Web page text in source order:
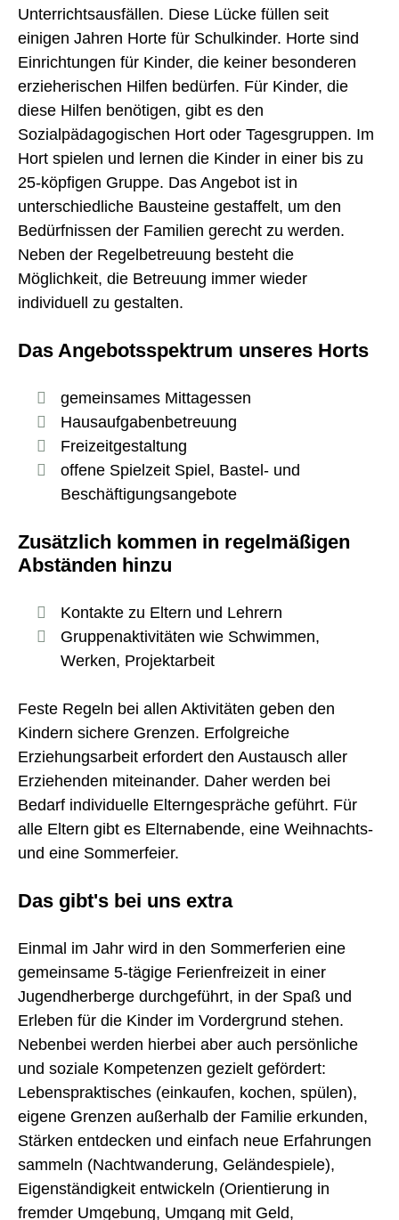
Unterrichtsausfällen. Diese Lücke füllen seit
einigen Jahren Horte für Schulkinder. Horte sind
Einrichtungen für Kinder, die keiner besonderen
erzieherischen Hilfen bedürfen. Für Kinder, die
diese Hilfen benötigen, gibt es den
Sozialpädagogischen Hort oder Tagesgruppen. Im
Hort spielen und lernen die Kinder in einer bis zu
25-köpfigen Gruppe. Das Angebot ist in
unterschiedliche Bausteine gestaffelt, um den
Bedürfnissen der Familien gerecht zu werden.
Neben der Regelbetreuung besteht die
Möglichkeit, die Betreuung immer wieder
individuell zu gestalten.
Das Angebotsspektrum unseres Horts
gemeinsames Mittagessen
Hausaufgabenbetreuung
Freizeitgestaltung
offene Spielzeit Spiel, Bastel- und
Beschäftigungsangebote
Zusätzlich kommen in regelmäßigen
Abständen hinzu
Kontakte zu Eltern und Lehrern
Gruppenaktivitäten wie Schwimmen,
Werken, Projektarbeit
Feste Regeln bei allen Aktivitäten geben den
Kindern sichere Grenzen. Erfolgreiche
Erziehungsarbeit erfordert den Austausch aller
Erziehenden miteinander. Daher werden bei
Bedarf individuelle Elterngespräche geführt. Für
alle Eltern gibt es Elternabende, eine Weihnachts-
und eine Sommerfeier.
Das gibt's bei uns extra
Einmal im Jahr wird in den Sommerferien eine
gemeinsame 5-tägige Ferienfreizeit in einer
Jugendherberge durchgeführt, in der Spaß und
Erleben für die Kinder im Vordergrund stehen.
Nebenbei werden hierbei aber auch persönliche
und soziale Kompetenzen gezielt gefördert:
Lebenspraktisches (einkaufen, kochen, spülen),
eigene Grenzen außerhalb der Familie erkunden,
Stärken entdecken und einfach neue Erfahrungen
sammeln (Nachtwanderung, Geländespiele),
Eigenständigkeit entwickeln (Orientierung in
fremder Umgebung, Umgang mit Geld,